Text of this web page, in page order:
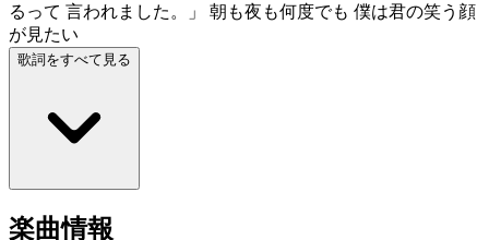
るって 言われました。」 朝も夜も何度でも 僕は君の笑う顔
が見たい
歌詞をすべて見る
楽曲情報